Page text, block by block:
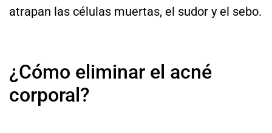
atrapan las células muertas, el sudor y el sebo.
¿Cómo eliminar el acné
corporal?